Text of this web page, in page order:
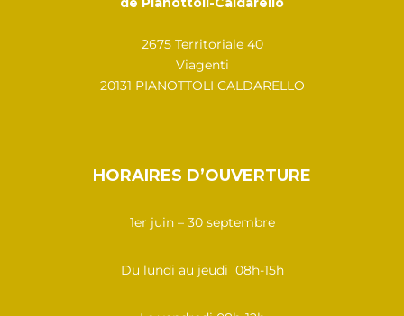
2675 Territoriale 40
Viagenti
20131 PIANOTTOLI CALDARELLO
HORAIRES D’OUVERTURE
1er juin – 30 septembre
Du lundi au jeudi 08h-15h